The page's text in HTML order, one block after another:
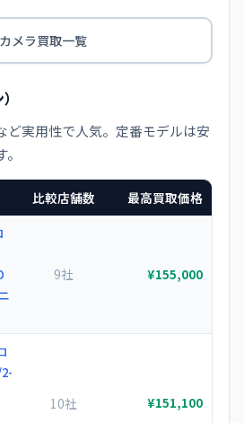
カメラ買取一覧
ど実用性で人気。定番モデルは安
比較店舗数 最高買取価格
9社 ¥155,000
10社 ¥151,100